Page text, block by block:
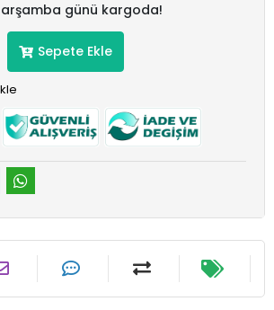
günü kargoda!
Sepete Ekle